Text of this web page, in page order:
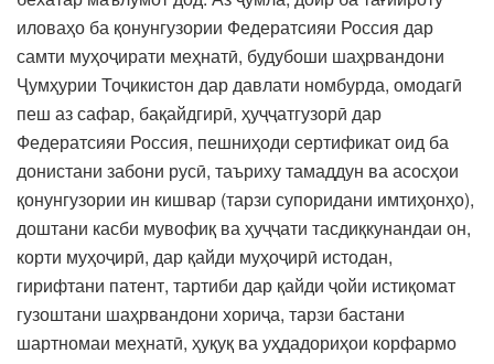
иловаҳо ба қонунгузории Федератсияи Россия дар
самти муҳоҷирати меҳнатӣ, будубоши шаҳрвандони
Ҷумҳурии Тоҷикистон дар давлати номбурда, омодагӣ
пеш аз сафар, бақайдгирӣ, ҳуҷҷатгузорӣ дар
Федератсияи Россия, пешниҳоди сертификат оид ба
донистани забони русӣ, таъриху тамаддун ва асосҳои
қонунгузории ин кишвар (тарзи супоридани имтиҳонҳо),
доштани касби мувофиқ ва ҳуҷҷати тасдиқкунандаи он,
корти муҳоҷирӣ, дар қайди муҳоҷирӣ истодан,
гирифтани патент, тартиби дар қайди ҷойи истиқомат
гузоштани шаҳрвандони хориҷа, тарзи бастани
шартномаи меҳнатӣ, ҳуқуқ ва уҳдадориҳои корфармо